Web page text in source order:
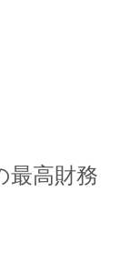
最高財務